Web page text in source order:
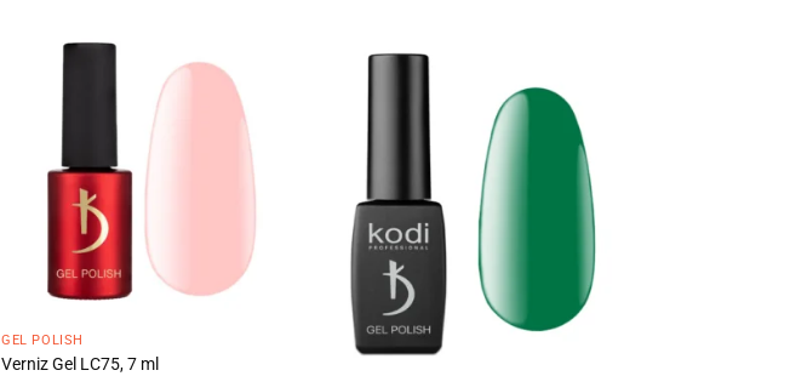
GEL POLISH
Verniz Gel LC75, 7 ml